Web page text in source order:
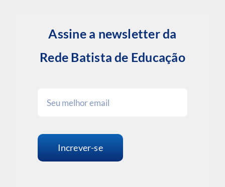
Assine a newsletter da
Rede Batista de Educação
Increver-se